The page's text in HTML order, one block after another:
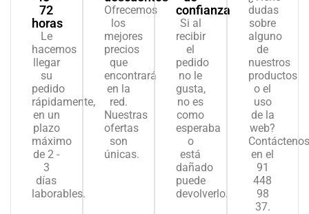
72
horas
Le
hacemos
llegar
su
pedido
rápidamente,
en un
plazo
máximo
de 2 -
3
días
laborables.
Ofrecemos
los
mejores
precios
que
encontrará
en la
red.
Nuestras
ofertas
son
únicas.
confianza
Si al
recibir
el
pedido
no le
gusta,
no es
como
esperaba
o
está
dañado
puede
devolverlo.
dudas
sobre
alguno
de
nuestros
productos
o el
uso
de la
web?
Contáctenos
en el
91
448
98
37.